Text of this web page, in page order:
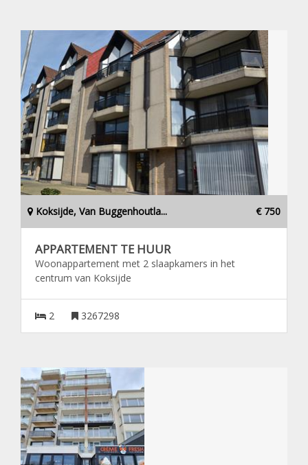
Koksijde, Van Buggenhoutla... € 750
APPARTEMENT TE HUUR
Woonappartement met 2 slaapkamers in het
centrum van Koksijde
2 3267298